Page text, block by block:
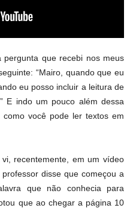
que recebi nos meus
“Mairo, quando que eu
eu posso incluir a leitura de
E indo um pouco além dessa
você pode ler textos em
recentemente, em um vídeo
disse que começou a
que não conhecia para
que ao chegar a página 10